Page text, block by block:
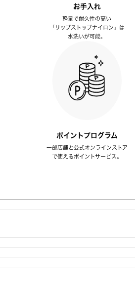
お手入れ
軽量で耐久性の高い
「リップストップナイロン」は
水洗いが可能。
ポイントプログラム
一部店舗と公式オンラインストア
で使えるポイントサービス。